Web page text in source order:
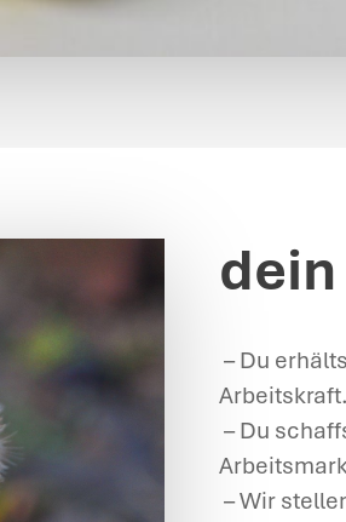
– Du
Arbeitskraft.
– Du
– Wir